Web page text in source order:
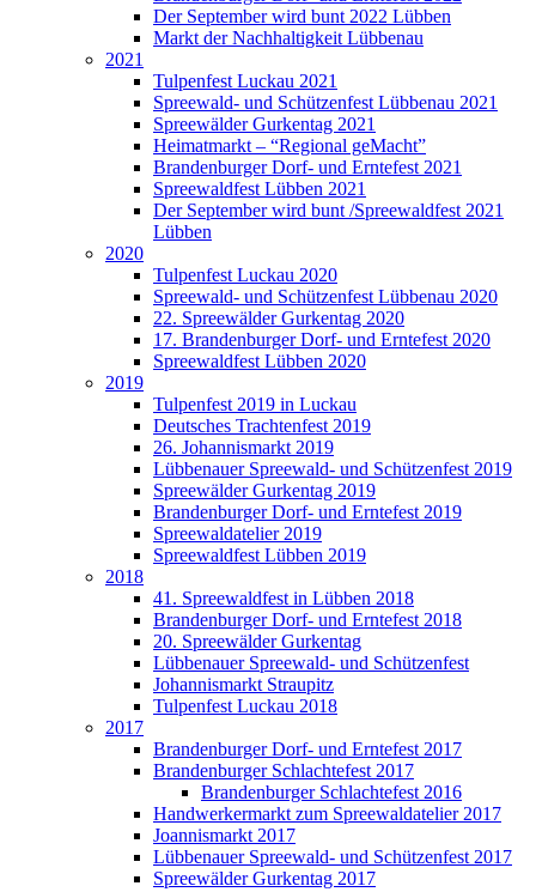
Der September wird bunt 2022 Lübben
Markt der Nachhaltigkeit Lübbenau
2021
Tulpenfest Luckau 2021
Spreewald- und Schützenfest Lübbenau 2021
Spreewälder Gurkentag 2021
Heimatmarkt – “Regional geMacht”
Brandenburger Dorf- und Erntefest 2021
Spreewaldfest Lübben 2021
Der September wird bunt /Spreewaldfest 2021
Lübben
2020
Tulpenfest Luckau 2020
Spreewald- und Schützenfest Lübbenau 2020
22. Spreewälder Gurkentag 2020
17. Brandenburger Dorf- und Erntefest 2020
Spreewaldfest Lübben 2020
2019
Tulpenfest 2019 in Luckau
Deutsches Trachtenfest 2019
26. Johannismarkt 2019
Lübbenauer Spreewald- und Schützenfest 2019
Spreewälder Gurkentag 2019
Brandenburger Dorf- und Erntefest 2019
Spreewaldatelier 2019
Spreewaldfest Lübben 2019
2018
41. Spreewaldfest in Lübben 2018
Brandenburger Dorf- und Erntefest 2018
20. Spreewälder Gurkentag
Lübbenauer Spreewald- und Schützenfest
Johannismarkt Straupitz
Tulpenfest Luckau 2018
2017
Brandenburger Dorf- und Erntefest 2017
Brandenburger Schlachtefest 2017
Brandenburger Schlachtefest 2016
Handwerkermarkt zum Spreewaldatelier 2017
Joannismarkt 2017
Lübbenauer Spreewald- und Schützenfest 2017
Spreewälder Gurkentag 2017